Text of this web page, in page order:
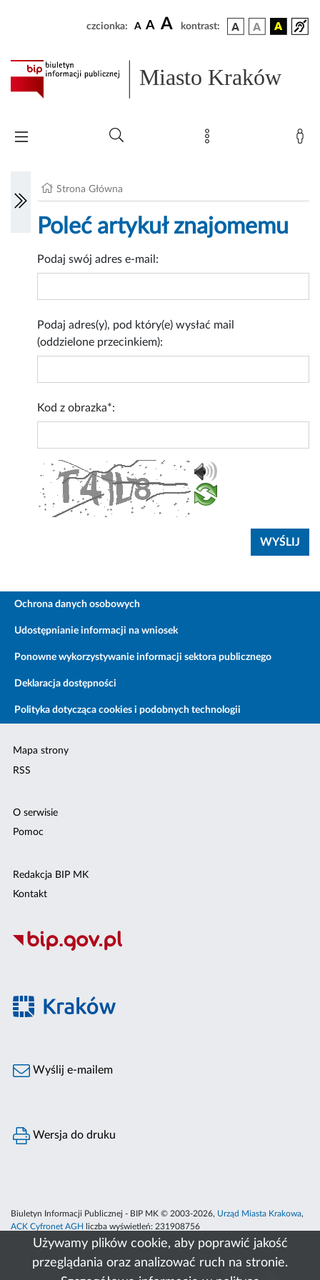
Używamy plików cookie, aby poprawić jakość
przeglądania oraz analizować ruch na stronie.
czcionka: A A A kontrast:
Miasto Kraków
Strona Główna
Poleć artykuł znajomemu
Podaj swój adres e-mail:
Podaj adres(y), pod który(e) wysłać mail
(oddzielone przecinkiem):
Kod z obrazka*:
Ochrona danych osobowych
Udostępnianie informacji na wniosek
Ponowne wykorzystywanie informacji sektora publicznego
Deklaracja dostępności
Polityka dotycząca cookies i podobnych technologii
Mapa strony
RSS
O serwisie
Pomoc
Redakcja BIP MK
Kontakt
Wyślij e-mailem
Wersja do druku
Biuletyn Informacji Publicznej - BIP MK © 2003-2026, Urząd Miasta Krakowa,
ACK Cyfronet AGH
liczba wyświetleń: 231908756